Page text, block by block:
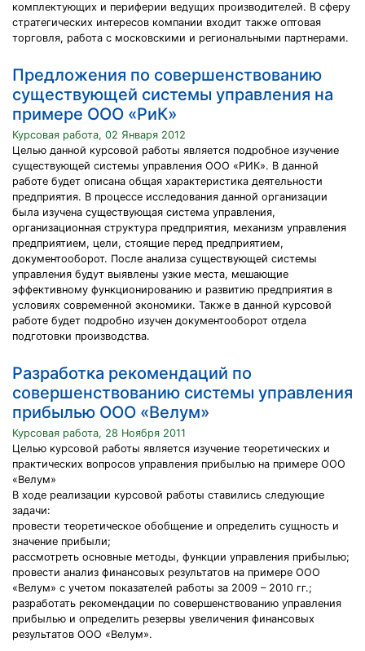
комплектующих и периферии ведущих производителей. В сферу
стратегических интересов компании входит также оптовая
торговля, работа с московскими и региональными партнерами.
Предложения по совершенствованию
существующей системы управления на
примере ООО «РиК»
Курсовая работа, 02 Января 2012
Целью данной курсовой работы является подробное изучение
существующей системы управления ООО «РИК». В данной
работе будет описана общая характеристика деятельности
предприятия. В процессе исследования данной организации
была изучена существующая система управления,
организационная структура предприятия, механизм управления
предприятием, цели, стоящие перед предприятием,
документооборот. После анализа существующей системы
управления будут выявлены узкие места, мешающие
эффективному функционированию и развитию предприятия в
условиях современной экономики. Также в данной курсовой
работе будет подробно изучен документооборот отдела
подготовки производства.
Разработка рекомендаций по
совершенствованию системы управления
прибылью ООО «Велум»
Курсовая работа, 28 Ноября 2011
Целью курсовой работы является изучение теоретических и
практических вопросов управления прибылью на примере ООО
«Велум»
В ходе реализации курсовой работы ставились следующие
задачи:
провести теоретическое обобщение и определить сущность и
значение прибыли;
рассмотреть основные методы, функции управления прибылью;
провести анализ финансовых результатов на примере ООО
«Велум» с учетом показателей работы за 2009 – 2010 гг.;
разработать рекомендации по совершенствованию управления
прибылью и определить резервы увеличения финансовых
результатов ООО «Велум».